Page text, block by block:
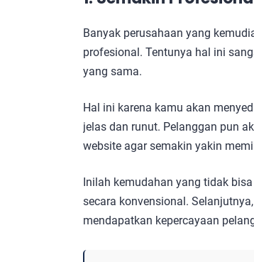
Banyak perusahaan yang
profesional. Tentunya hal ini
yang sama.
Hal ini karena kamu akan
jelas dan runut. Pelanggan pun
website agar semakin yakin
Inilah kemudahan yang tidak
secara konvensional.
mendapatkan kepercayaan